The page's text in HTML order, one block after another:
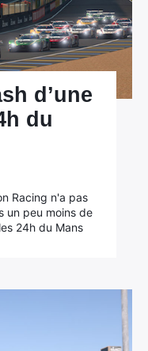
d’une
du
Racing n'a pas
un peu moins de
24h du Mans